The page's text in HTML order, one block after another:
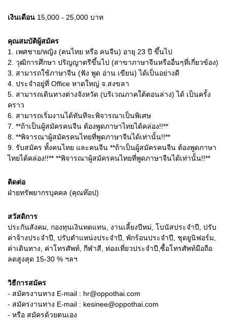
เงินเดือน 15,000 - 25,000 บาท
คุณสมบัติผู้สมัคร
1.
เพศชาย/หญิง (คนไทย หรือ คนจีน) อายุ 23 ปี ขึ้นไป
2. วุฒิการศึกษา ปริญญาตรีขึ้นไป (สาขาภาษาจีนหรืออื่นๆที่เกี่ยวข้อง)
3.
สามารถใช้ภาษาจีน (ฟัง พูด อ่าน เขียน) ได้เป็นอย่างดี
4. ประจำอยู่ที่ Office หาดใหญ่ จ.สงขลา
5. สามารถเดินทางต่างจังหวัด (บริเวณภาคใต้ตอนล่าง) ได้ เป็นครั้ง
คราว
6. สามารถเริ่มงานได้ทันทีจะพิจารณาเป็นพิเศษ
7. **ถ้าเป็นผู้สมัครคนจีน ต้องพูดภาษาไทยได้คล่อง!!**
8. **พิจารณาผู้สมัครคนไทยที่พูดภาษาจีนได้เท่านั้น!!**
9. รับสมัคร ทั้งคนไทย และคนจีน **ถ้าเป็นผู้สมัครคนจีน ต้องพูดภาษา
ไทยได้คล่อง!!** **พิจารณาผู้สมัครคนไทยที่พูดภาษาจีนได้เท่านั้น!!**
ติดต่อ
ฝ่ายทรัพยากรบุคคล (คุณท๊อป)
สวัสดิการ
ประกันสังคม, กองทุนเงินทดแทน, งานเลี้ยงปีหม่, โบนัสประจำปี, ปรับ
ค่าจ้างประจำปี, ปรับตำแหน่งประจำปี, พักร้อนประจำปี, ชุดยูนิฟอร์ม,
ค่าเดินทาง, ค่าโทรศัพท์, กีฬาสี, ท่องเที่ยวประจำปี,ซื้อโทรศัพท์มือถือ
ลดสูงสุด 15-30 % ฯลฯ
วิธีการสมัคร
- สมัครงานทาง E-mail : hr@oppothai.com
- สมัครงานทาง E-mail : kesinee@oppothai.com
- หรือ สมัครด้วยตนเอง